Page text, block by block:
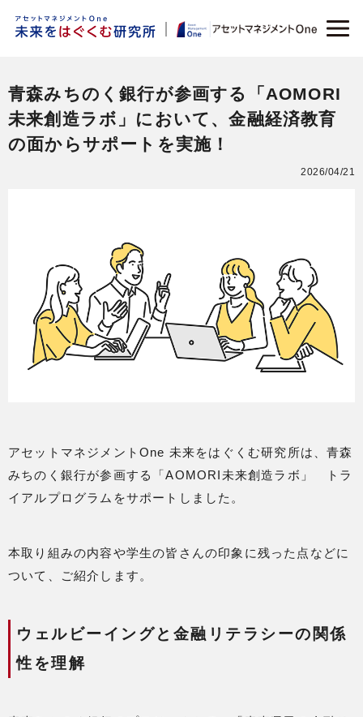
青森みちのく銀行が参画する「AOMORI
未来創造ラボ」において、金融経済教育
の面からサポートを実施！
2026/04/21
アセットマネジメントOne 未来をはぐくむ研究所は、青森
みちのく銀行が参画する「AOMORI未来創造ラボ」 トラ
イアルプログラムをサポートしました。
本取り組みの内容や学生の皆さんの印象に残った点などに
ついて、ご紹介します。
ウェルビーイングと金融リテラシーの関係
性を理解